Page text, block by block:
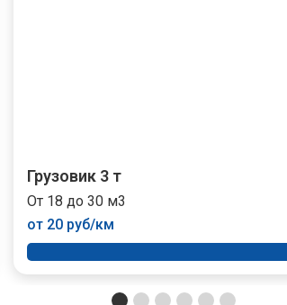
Грузовик 3 т
От 18 до 30 м3
от 20 руб/км